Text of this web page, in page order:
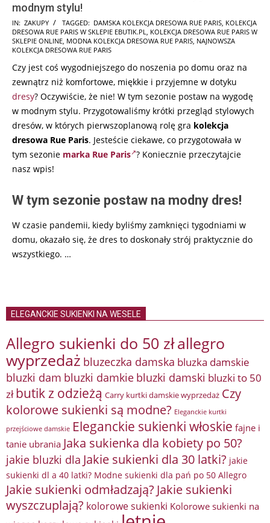
modnym stylu!
2025-
08-
22
IN: ZAKUPY TAGGED: DAMSKA KOLEKCJA DRESOWA RUE PARIS KOLEKCJA
DRESOWA RUE PARIS W SKLEPIE EBUTIK.PL
KOLEKCJA DRESOWA RUE PARIS W
SKLEPIE ONLINE MODNA KOLEKCJA DRESOWA RUE PARIS NAJNOWSZA
KOLEKCJA DRESOWA RUE PARIS
Czy jest coś wygodniejszego do noszenia po domu oraz na
zewnątrz niż komfortowe, miękkie i przyjemne w dotyku
dresy? Oczywiście, że nie! W tym sezonie postaw na wygodę
w modnym stylu. Przygotowaliśmy krótki przegląd stylowych
dresów, w których pierwszoplanową rolę gra kolekcja
dresowa Rue Paris. Jesteście ciekawe, co przygotowała w
tym sezonie marka Rue Paris ? Koniecznie przeczytajcie
nasz wpis!
W tym sezonie postaw na modny dres!
W czasie pandemii, kiedy byliśmy zamknięci tygodniami w
domu, okazało się, że dres to doskonały strój praktycznie do
wszystkiego. …
ELEGANCKIE SUKIENKI NA WESELE
Allegro sukienki do 50 złallegro
wyprzedaż bluzeczka damska bluzka damskie
bluzki dam bluzki damkie bluzki damski bluzki to 50
zł butik z odzieżą Carry kurtki damskie wyprzedaż Czy
kolorowe sukienki są modne? Eleganckie kurtki
przejściowe damskie Eleganckie sukienki włoskie fajne i
tanie ubrania Jaka sukienka dla kobiety po 50?
jakie bluzki dla Jakie sukienki dla 30 latki? jakie
sukienki dl a 40 latki? Modne sukienki dla pań po 50 Allegro
Jakie sukienki odmładzają? Jakie sukienki
wyszczuplają? kolorowe sukienki Kolorowe sukienki na